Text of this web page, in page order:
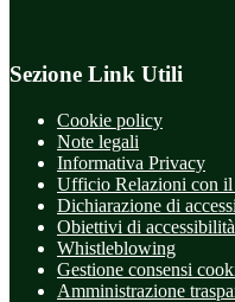
Sezione Link Utili
Cookie policy
Note legali
Informativa Privacy
Ufficio Relazioni con
Dichiarazione di
Obiettivi di accessibilità
Whistleblowing
Gestione consensi
Amministrazione